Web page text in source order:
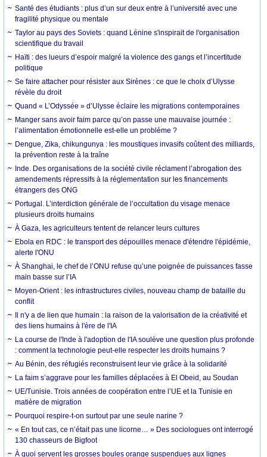
Santé des étudiants : plus d’un sur deux entre à l’université avec une
fragilité physique ou mentale
Taylor au pays des Soviets : quand Lénine s'inspirait de l'organisation
scientifique du travail
Haïti : des lueurs d’espoir malgré la violence des gangs et l’incertitude
politique
Se faire attacher pour résister aux Sirènes : ce que le choix d’Ulysse
révèle du droit
Quand « L’Odyssée » d’Ulysse éclaire les migrations contemporaines
Manger sans avoir faim parce qu’on passe une mauvaise journée :
l’alimentation émotionnelle est-elle un problème ?
Dengue, Zika, chikungunya : les moustiques invasifs coûtent des milliards,
la prévention reste à la traîne
Inde. Des organisations de la société civile réclament l’abrogation des
amendements répressifs à la réglementation sur les financements
étrangers des ONG
Portugal. L’interdiction générale de l’occultation du visage menace
plusieurs droits humains
À Gaza, les agriculteurs tentent de relancer leurs cultures
Ebola en RDC : le transport des dépouilles menace d'étendre l'épidémie,
alerte l'ONU
À Shanghai, le chef de l’ONU refuse qu’une poignée de puissances fasse
main basse sur l’IA
Moyen-Orient : les infrastructures civiles, nouveau champ de bataille du
conflit
Il n'y a de lien que humain : la raison de la valorisation de la créativité et
des liens humains à l'ère de l'IA
La course de l'Inde à l'adoption de l'IA soulève une question plus profonde
: comment la technologie peut-elle respecter les droits humains ?
Au Bénin, des réfugiés reconstruisent leur vie grâce à la solidarité
La faim s’aggrave pour les familles déplacées à El Obeid, au Soudan
UE/Tunisie. Trois années de coopération entre l’UE et la Tunisie en
matière de migration
Pourquoi respire-t-on surtout par une seule narine ?
« En tout cas, ce n’était pas une licorne… » Des sociologues ont interrogé
130 chasseurs de Bigfoot
À quoi servent les grosses boules orange suspendues aux lignes